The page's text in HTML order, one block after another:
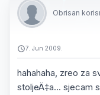
Obrisan
7. Jun 2009.
hahahaha, zreo za
stoljeÄ‡a... sjecam